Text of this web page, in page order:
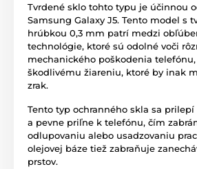
Tvrdené sklo tohto typu je účinnou
Samsung Galaxy J5. Tento model s
hrúbkou 0,3 mm patrí medzi
technológie, ktoré sú odolné voči
mechanického poškodenia telefónu,
škodlivému žiareniu, ktoré by inak
zrak.
Tento typ ochranného skla sa
a pevne priľne k telefónu, čím
odlupovaniu alebo usadzovaniu
olejovej báze tiež zabraňuje
prstov.